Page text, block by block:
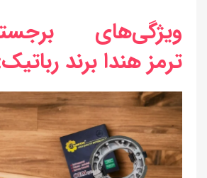
ویژگی‌های
ترمز هندا برند